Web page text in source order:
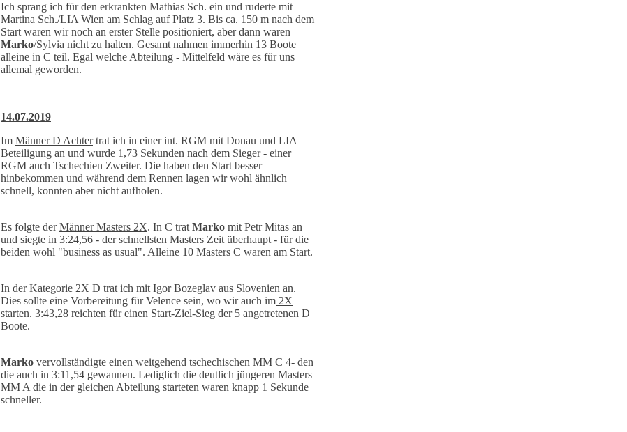
Ich sprang ich für den erkrankten Mathias Sch. ein und ruderte mit
Martina Sch./LIA Wien am Schlag auf Platz 3. Bis ca. 150 m nach dem
Start waren wir noch an erster Stelle positioniert, aber dann waren
Marko/Sylvia nicht zu halten. Gesamt nahmen immerhin 13 Boote
alleine in C teil. Egal welche Abteilung - Mittelfeld wäre es für uns
allemal geworden.
14.07.2019
Im Männer D Achtertrat ich in einer int. RGM mit Donau und LIA
Beteiligung an und wurde 1,73 Sekunden nach dem Sieger - einer
RGM auch Tschechien Zweiter. Die haben den Start besser
hinbekommen und während dem Rennen lagen wir wohl ähnlich
schnell, konnten aber nicht aufholen.
Es folgte derMänner Masters 2X. In C trat Marko mit Petr Mitas an
und siegte in 3:24,56 - der schnellsten Masters Zeit überhaupt - für die
beiden wohl "business as usual". Alleine 10 Masters C waren am Start.
In derKategorie 2X D trat ich mit Igor Bozeglav aus Slovenien an.
Dies sollte eine Vorbereitung für Velence sein, wo wir auch im 2X
starten. 3:43,28 reichten für einen Start-Ziel-Sieg der 5 angetretenen D
Boote.
Marko vervollständigte einen weitgehend tschechischen MM C 4- den
die auch in 3:11,54 gewannen. Lediglich die deutlich jüngeren Masters
MM A die in der gleichen Abteilung starteten waren knapp 1 Sekunde
schneller.